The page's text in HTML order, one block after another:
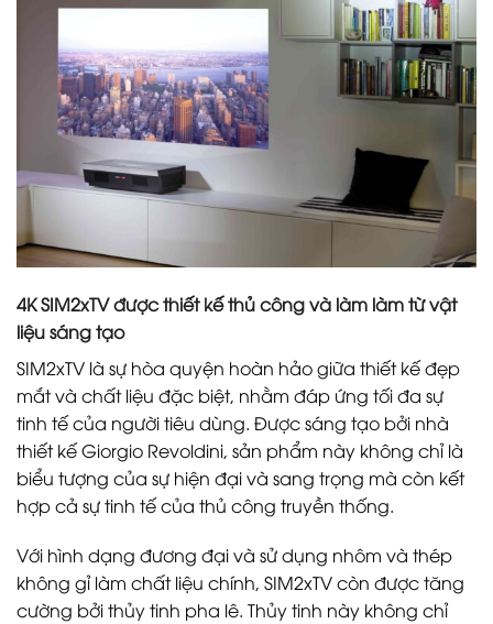
4K SIM2xTV được thiết kế thủ công và làm làm từ vật
liệu sáng tạo
SIM2xTV là sự hòa quyện hoàn hảo giữa thiết kế đẹp
mắt và chất liệu đặc biệt, nhằm đáp ứng tối đa sự
tinh tế của người tiêu dùng. Được sáng tạo bởi nhà
thiết kế Giorgio Revoldini, sản phẩm này không chỉ là
biểu tượng của sự hiện đại và sang trọng mà còn kết
hợp cả sự tinh tế của thủ công truyền thống.
Với hình dạng đương đại và sử dụng nhôm và thép
không gỉ làm chất liệu chính, SIM2xTV còn được tăng
cường bởi thủy tinh pha lê. Thủy tinh này không chỉ